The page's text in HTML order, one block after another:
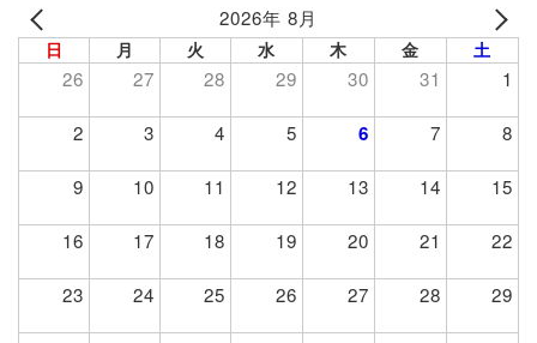
2026年 8月
日 月 火 水 木 金 土
26 27 28 29 30 31 1
2 3 4 5 6 7 8
9 10 11 12 13 14 15
16 17 18 19 20 21 22
23 24 25 26 27 28 29